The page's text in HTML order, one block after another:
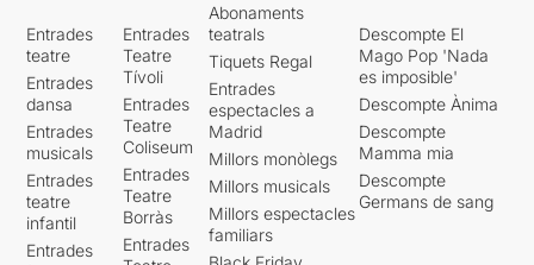
Entrades
teatre
Entrades
dansa
Entrades
musicals
Entrades
teatre
infantil
Entrades
Entrades
Teatre
Tívoli
Entrades
Teatre
Coliseum
Entrades
Teatre
Borràs
Entrades
Abonaments
teatrals
Tiquets Regal
Entrades
espectacles a
Madrid
Millors monòlegs
Millors musicals
Millors espectacles
familiars
Descompte El
Mago Pop 'Nada
es imposible'
Descompte Ànima
Descompte
Mamma mia
Descompte
Germans de sang